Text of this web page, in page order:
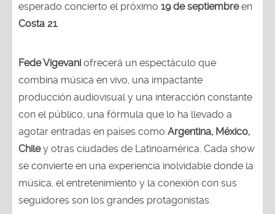
esperado concierto el próximo 19 de septiembreen
Costa 21.
Fede Vigevani ofrecerá un espectáculo que
combina música en vivo, una impactante
producción audiovisual y una interacción constante
con el público, una fórmula que lo ha llevado a
agotar entradas en países como Argentina, México,
Chiley otras ciudades de Latinoamérica. Cada show
se convierte en una experiencia inolvidable donde la
música, el entretenimiento y la conexión con sus
seguidores son los grandes protagonistas.